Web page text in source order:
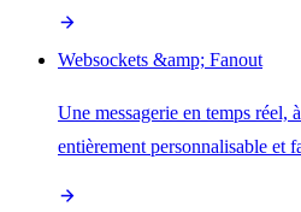
Websockets &amp; Fanout
Une messagerie en temps réel,
entièrement personnalisable et